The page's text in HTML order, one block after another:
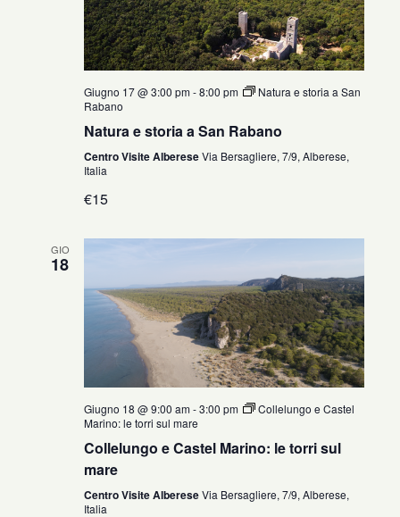
Giugno 17 @ 3:00 pm-8:00 pm
Natura e storia a San
Rabano
Natura e storia a San Rabano
Centro Visite AlbereseVia Bersagliere, 7/9, Alberese,
Italia
€15
GIO
18
Giugno 18 @ 9:00 am-3:00 pm
Collelungo e Castel
Marino: le torri sul mare
Collelungo e Castel Marino: le torri sul
mare
Centro Visite AlbereseVia Bersagliere, 7/9, Alberese,
Italia